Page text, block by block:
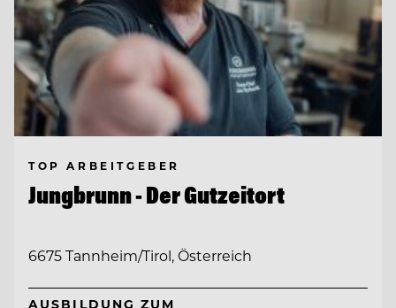
TOP ARBEITGEBER
Jungbrunn - Der Gutzeitort
6675 Tannheim/Tirol, Österreich
AUSBILDUNG ZUM